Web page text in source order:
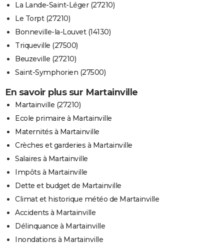
La Lande-Saint-Léger (27210)
Le Torpt (27210)
Bonneville-la-Louvet (14130)
Triqueville (27500)
Beuzeville (27210)
Saint-Symphorien (27500)
En savoir plus sur Martainville
Martainville (27210)
Ecole primaire à Martainville
Maternités à Martainville
Crèches et garderies à Martainville
Salaires à Martainville
Impôts à Martainville
Dette et budget de Martainville
Climat et historique météo de Martainville
Accidents à Martainville
Délinquance à Martainville
Inondations à Martainville